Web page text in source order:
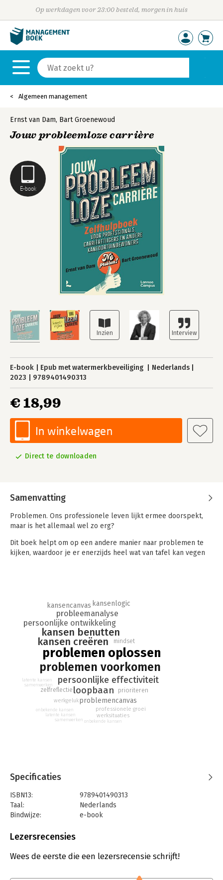
Op werkdagen voor 23:00 besteld, morgen in huis
Algemeen management
E-book
Ernst van Dam, Bart Groenewoud
Jouw probleemloze carrière
E-book Epub met watermerkbeveiliging
Nederlands
2023
9789401490313
€ 18,99
In winkelwagen
Direct te downloaden
Samenvatting
Problemen. Ons professionele leven lijkt ermee doorspekt,
maar is het allemaal wel zo erg?
Dit boek helpt om op een andere manier naar problemen te
kijken, waardoor je er enerzijds heel wat van tafel kan vegen
Je zult nieuwe kansen creëren en benutten en zo effectiever,
effciënter en gelukkiger zijn.
problemen oplossen
problemen voorkomen
kansen creëren
kansen benutten
persoonlijke effectiviteit
loopbaan
persoonlijke ontwikkeling
probleemanalyse
problemencanvas
kansencanvas kansenlogic
zelfreflectie
mindset
prioriteren
werkgeluk
professionele groei
werksituaties
onbekende kansen
samenwerken
latente kansen
onbekende kansen
samenwerken
latente kansen
Specificaties
ISBN13:
9789401490313
Taal:
Nederlands
Bindwijze:
e-book
Bestandsformaat:
Uitgever:
Lannoo Campus
Lezersrecensies
Wees de eerste die een lezersrecensie schrijft!